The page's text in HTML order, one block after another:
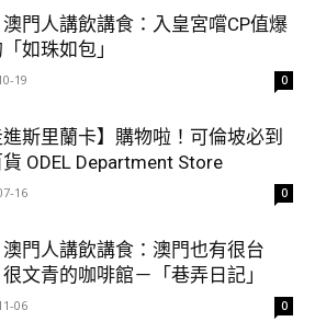
門人講飲講食：入皇宮嚐CP值爆
如珠如包」
19 0
進斯里蘭卡】購物啦！可倫坡必到
ODEL Department Store
16 0
門人講飲講食：澳門也有很台
文青的咖啡館－「巷弄日記」
06 0